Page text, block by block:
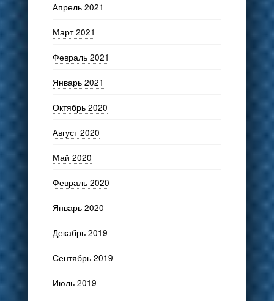
Апрель 2021
Март 2021
Февраль 2021
Январь 2021
Октябрь 2020
Август 2020
Май 2020
Февраль 2020
Январь 2020
Декабрь 2019
Сентябрь 2019
Июль 2019